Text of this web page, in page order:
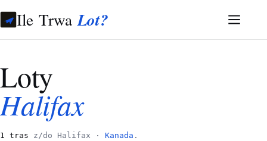
Ile TrwaLot?
Loty
Halifax
1 tras z/do Halifax · Kanada .